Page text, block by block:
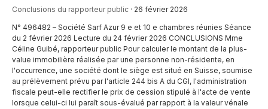
Conclusions du rapporteur public · 26 février 2026
N° 496482 – Société Sarf Azur 9 e et 10 e chambres réunies Séance
du 2 février 2026 Lecture du 24 février 2026 CONCLUSIONS Mme
Céline Guibé, rapporteur public Pour calculer le montant de la plus-
value immobilière réalisée par une personne non-résidente, en
l'occurrence, une société dont le siège est situé en Suisse, soumise
au prélèvement prévu par l'article 244 bis A du CGI, l'administration
fiscale peut-elle rectifier le prix de cession stipulé à l'acte de vente
lorsque celui-ci lui paraît sous-évalué par rapport à la valeur vénale